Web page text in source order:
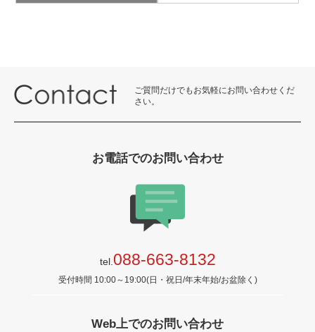
ご質問だけでもお気軽にお問い合わせくだ
さい。
お電話でのお問い合わせ
tel.088-663-8132
受付時間 10:00～19:00(日・祝日/年末年始/お盆除く)
Web上でのお問い合わせ